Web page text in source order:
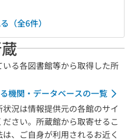
（全6件）
る各図書館等から取得した所
機関・データベースの一覧
況は情報提供元の各館のサイ
さい。所蔵館から取寄せるこ
、ご自身が利用されるお近く